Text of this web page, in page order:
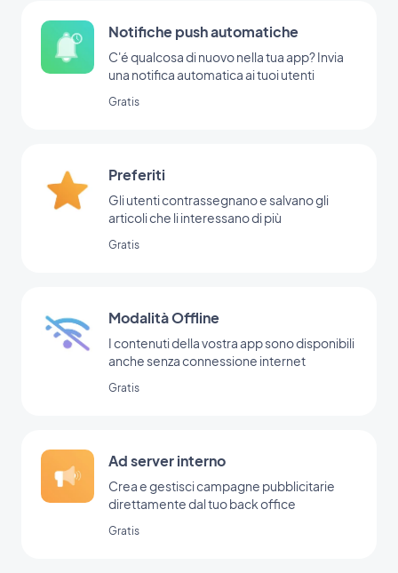
Notifiche push automatiche
C'é qualcosa di nuovo nella tua app? Invia
una notifica automatica ai tuoi utenti
Gratis
Preferiti
Gli utenti contrassegnano e salvano gli
articoli che li interessano di più
Gratis
Modalità Offline
I contenuti della vostra app sono disponibili
anche senza connessione internet
Gratis
Ad server interno
Crea e gestisci campagne pubblicitarie
direttamente dal tuo back office
Gratis